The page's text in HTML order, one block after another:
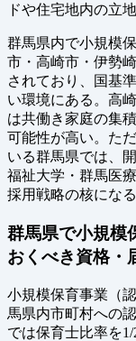
ドや住宅地内の立
群馬県内で小規模
市・高崎市・伊勢
されており、国基
い環境にある。高
は共働き家庭の集
可能性が高い。た
いる群馬県では、
福祉大学・群馬医
採用戦略の核になる
群馬県で小規模
おくべき資格・
小規模保育事業（
馬県内市町村への
では保育士比率を